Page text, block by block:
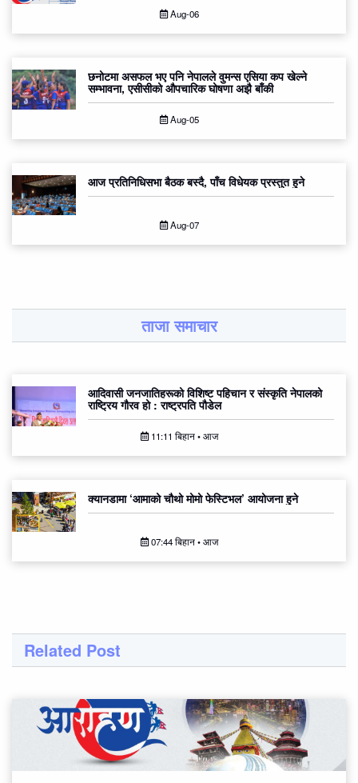
Aug-06
छनोटमा असफल भए पनि नेपालले वुमन्स एसिया कप खेल्ने
सम्भावना, एसीसीको औपचारिक घोषणा अझै बाँकी
Aug-05
आज प्रतिनिधिसभा बैठक बस्दै, पाँच विधेयक प्रस्तुत हुने
Aug-07
ताजा समाचार
आदिवासी जनजातिहरूको विशिष्ट पहिचान र संस्कृति नेपालको
राष्ट्रिय गौरव हो : राष्ट्रपति पौडेल
11:11 बिहान • आज
क्यानडामा ‘आमाको चौथो मोमो फेस्टिभल’ आयोजना हुने
07:44 बिहान • आज
Related Post